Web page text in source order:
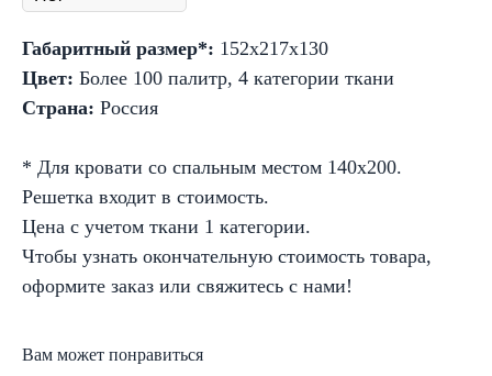
Габаритный размер*: 152x217х130
Цвет: Более 100 палитр, 4 категории ткани
Страна: Россия
* Для кровати со спальным местом 140х200.
Решетка входит в стоимость.
Цена с учетом ткани 1 категории.
Чтобы узнать окончательную стоимость товара,
оформите заказ или свяжитесь с нами!
Вам может понравиться